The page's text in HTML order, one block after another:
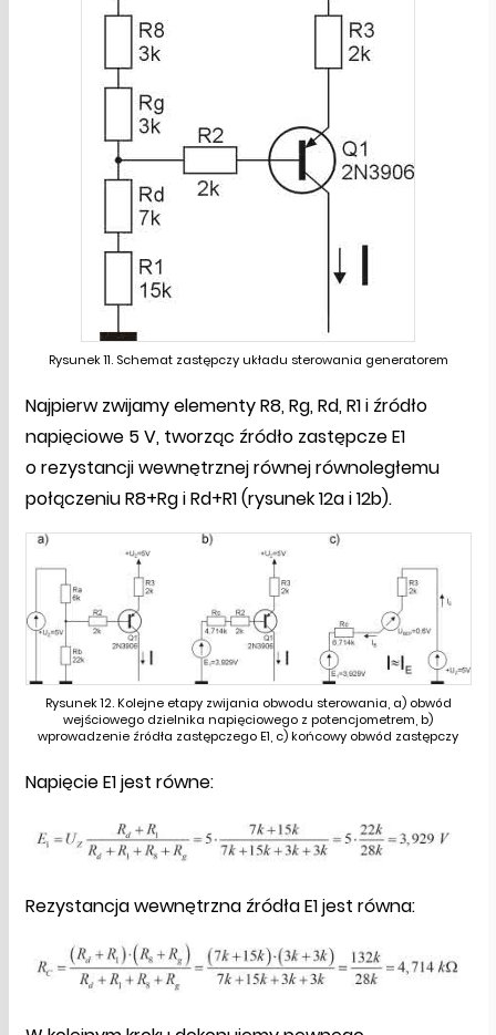
Rysunek 11. Schemat zastępczy układu sterowania generatorem
Najpierw zwijamy elementy R8, Rg, Rd, R1 i źródło
napięciowe 5 V, tworząc źródło zastępcze E1
o rezystancji wewnętrznej równej równoległemu
połączeniu R8+Rg i Rd+R1 (rysunek 12a i 12b).
Rysunek 12. Kolejne etapy zwijania obwodu sterowania, a) obwód
wejściowego dzielnika napięciowego z potencjometrem, b)
wprowadzenie źródła zastępczego E1, c) końcowy obwód zastępczy
Napięcie E1 jest równe:
Rezystancja wewnętrzna źródła E1 jest równa: